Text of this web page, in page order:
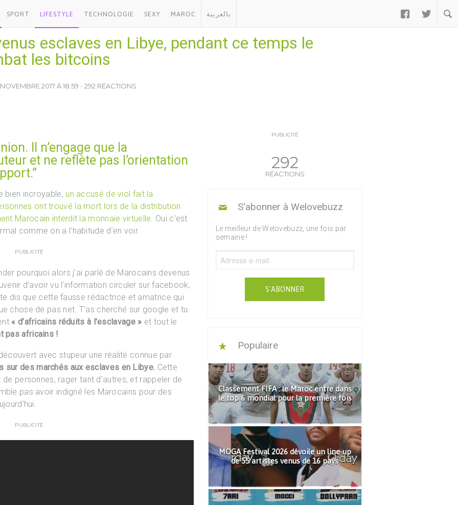
SPORT LIFESTYLE TECHNOLOGIE SEXY MAROC بالعربية  
esclaves en Libye, pendant ce temps le
les bitcoins
2017 À 18:59 - 292 RÉACTIONS
Il n’engage que la
et ne reflète pas l’orientation
bien incroyable, un accusé de viol fait la
ont trouvé la mort lors de la distribution
Marocain interdit la monnaie virtuelle. Oui c’est
comme on a l’habitude d’en voir.
PUBLICITÉ
pourquoi alors j’ai parlé de Marocains devenus
d’avoir vu l’information circuler sur facebook,
dis que cette fausse rédactrice et amatrice qui
chose de pas net. T’as cherché sur google et tu
« d’africains réduits à l’esclavage » et tout le
pas africains !
avec stupeur une réalité connue par
sur des marchés aux esclaves en Libye. Cette
personnes, rager tant d’autres, et rappeler de
pas avoir indigné les Marocains pour des
PUBLICITÉ
PUBLICITÉ
292
RÉACTIONS
S'abonner à Welovebuzz
Le meilleur de Welovebuzz, une fois par
semaine !
S'ABONNER
Populaire
Classement FIFA : le Maroc entre dans
le top 6 mondial pour la première fois
MOGA Festival 2026 dévoile un line-up
de 55 artistes venus de 16 pays